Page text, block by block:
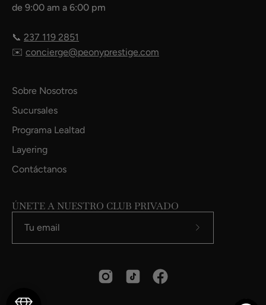
de 9:00 am a 6:00 pm
📞 237 119 2851
✉️ concierge@peonyprestige.com
Sobre Nosotros
Sucursales
Programa Lealtad
Layering
Contáctanos
ÚNETE A NUESTRO CLUB PRIVADO